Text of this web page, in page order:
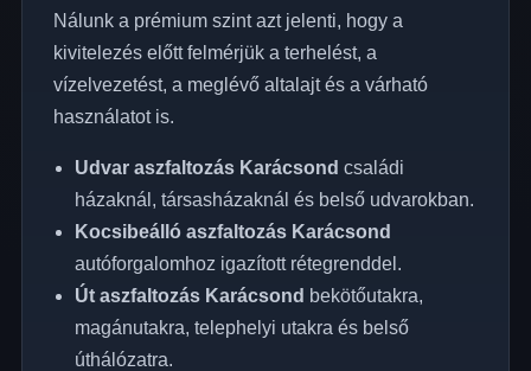
Nálunk a prémium szint azt jelenti, hogy a
kivitelezés előtt felmérjük a terhelést, a
vízelvezetést, a meglévő altalajt és a várható
használatot is.
Udvar aszfaltozás Karácsond családi
házaknál, társasházaknál és belső udvarokban.
Kocsibeálló aszfaltozás Karácsond
autóforgalomhoz igazított rétegrenddel.
Út aszfaltozás Karácsond bekötőutakra,
magánutakra, telephelyi utakra és belső
úthálózatra.